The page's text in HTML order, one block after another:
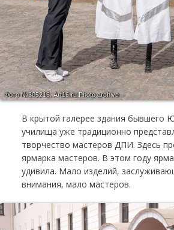
Фото №305216.Art16.ru Photo archive
В крытой галерее здания бывшего
училища уже традиционно
творчество мастеров ДПИ. Здесь
ярмарка мастеров. В этом году
удивила. Мало изделий,
внимания, мало мастеров.